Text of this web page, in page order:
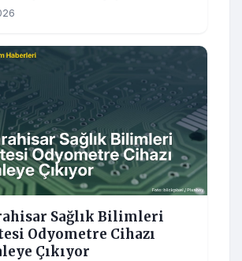
Sağlık Bilimleri
Odyometre Cihazı
Çıkıyor